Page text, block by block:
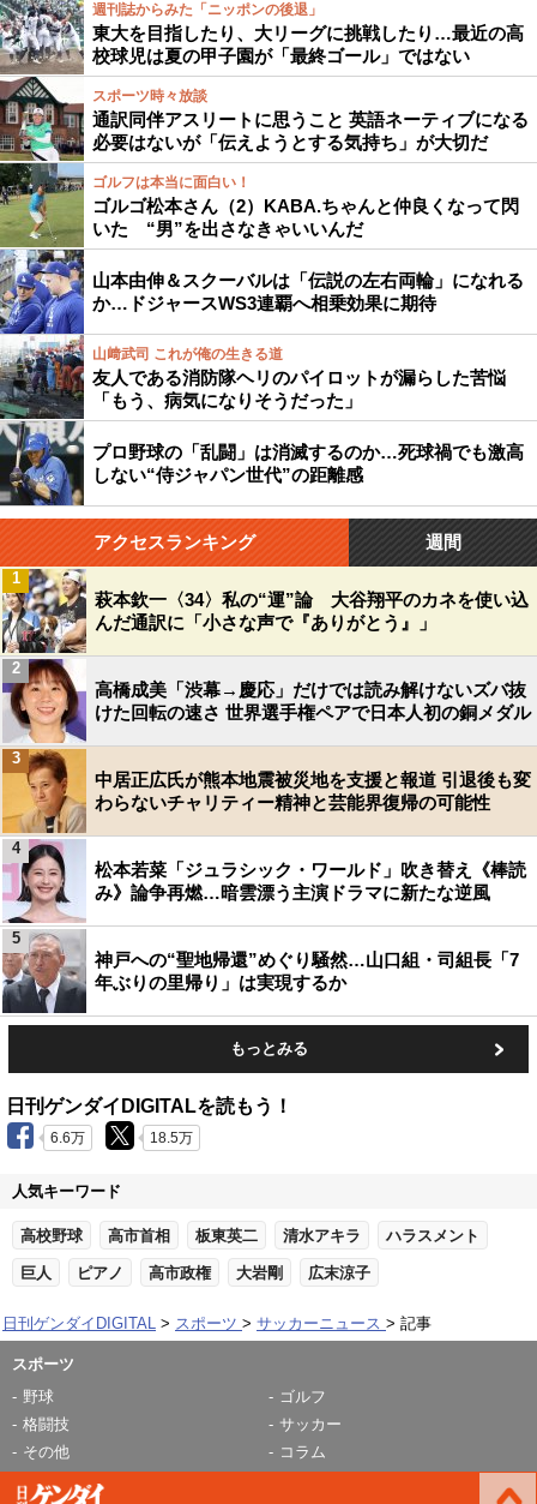
週刊誌からみた「ニッポンの後退」
東大を目指したり、大リーグに挑戦したり…最近の高
校球児は夏の甲子園が「最終ゴール」ではない
スポーツ時々放談
通訳同伴アスリートに思うこと 英語ネーティブになる
必要はないが「伝えようとする気持ち」が大切だ
ゴルフは本当に面白い！
ゴルゴ松本さん（2）KABA.ちゃんと仲良くなって閃
いた “男”を出さなきゃいいんだ
山本由伸＆スクーバルは「伝説の左右両輪」になれる
か…ドジャースWS3連覇へ相乗効果に期待
山﨑武司 これが俺の生きる道
友人である消防隊ヘリのパイロットが漏らした苦悩
「もう、病気になりそうだった」
プロ野球の「乱闘」は消滅するのか…死球禍でも激高
しない“侍ジャパン世代”の距離感
アクセスランキング 週間
萩本欽一〈34〉私の“運”論 大谷翔平のカネを使い込
んだ通訳に「小さな声で『ありがとう』」
1
高橋成美「渋幕→慶応」だけでは読み解けないズバ抜
けた回転の速さ 世界選手権ペアで日本人初の銅メダル
2
中居正広氏が熊本地震被災地を支援と報道 引退後も変
わらないチャリティー精神と芸能界復帰の可能性
3
松本若菜「ジュラシック・ワールド」吹き替え《棒読
み》論争再燃…暗雲漂う主演ドラマに新たな逆風
4
神戸への“聖地帰還”めぐり騒然…山口組・司組長「7
年ぶりの里帰り」は実現するか
5
もっとみる
日刊ゲンダイDIGITALを読もう！
6.6万 18.5万
人気キーワード
高校野球 高市首相 板東英二 清水アキラ ハラスメント
巨人 ピアノ 高市政権 大岩剛 広末涼子
日刊ゲンダイDIGITAL スポーツ サッカーニュース 記事
スポーツ
野球
ゴルフ
格闘技
サッカー
その他
コラム